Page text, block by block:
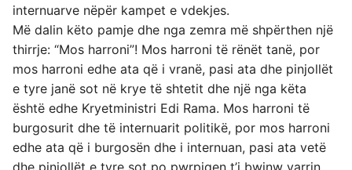
internuarve nëpër kampet e vdekjes.
Më dalin këto pamje dhe nga zemra më shpërthen një
thirrje: “Mos harroni”! Mos harroni të rënët tanë, por
mos harroni edhe ata që i vranë, pasi ata dhe pinjollët
e tyre janë sot në krye të shtetit dhe një nga këta
është edhe Kryetministri Edi Rama. Mos harroni të
burgosurit dhe të internuarit politikë, por mos harroni
edhe ata që i burgosën dhe i internuan, pasi ata vetë